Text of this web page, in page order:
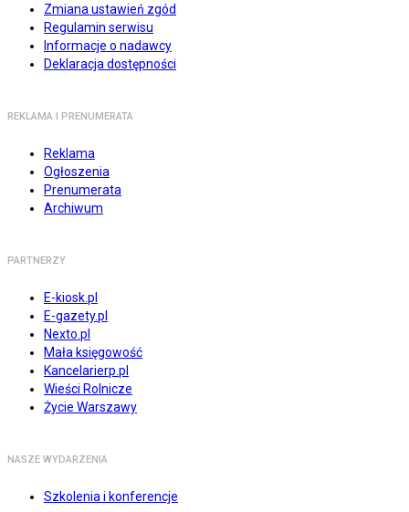
Zmiana ustawień zgód
Regulamin serwisu
Informacje o nadawcy
Deklaracja dostępności
REKLAMA I PRENUMERATA
Reklama
Ogłoszenia
Prenumerata
Archiwum
PARTNERZY
E-kiosk.pl
E-gazety.pl
Nexto.pl
Mała księgowość
Kancelarierp.pl
Wieści Rolnicze
Życie Warszawy
NASZE WYDARZENIA
Szkolenia i konferencje